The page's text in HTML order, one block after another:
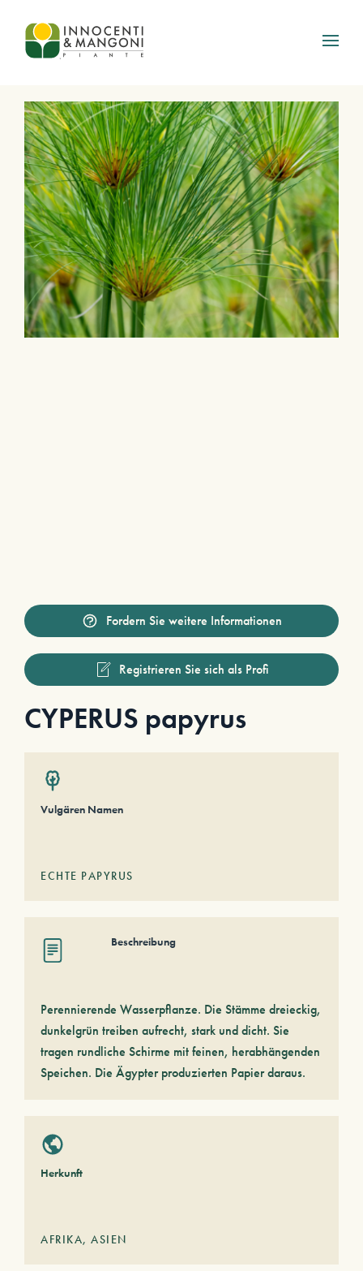
Skip to main content
Fordern Sie weitere Informationen
Registrieren Sie sich als Profi
CYPERUS papyrus
Vulgären Namen
ECHTE PAPYRUS
Beschreibung
Perennierende Wasserpflanze. Die Stämme dreieckig,
dunkelgrün treiben aufrecht, stark und dicht. Sie
tragen rundliche Schirme mit feinen, herabhängenden
Speichen. Die Ägypter produzierten Papier daraus.
Herkunft
AFRIKA, ASIEN